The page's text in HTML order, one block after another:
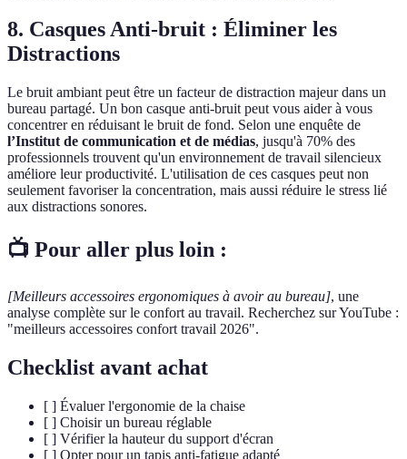
8. Casques Anti-bruit : Éliminer les
Distractions
Le bruit ambiant peut être un facteur de distraction majeur dans un
bureau partagé. Un bon casque anti-bruit peut vous aider à vous
concentrer en réduisant le bruit de fond. Selon une enquête de
l’Institut de communication et de médias, jusqu'à 70% des
professionnels trouvent qu'un environnement de travail silencieux
améliore leur productivité. L'utilisation de ces casques peut non
seulement favoriser la concentration, mais aussi réduire le stress lié
aux distractions sonores.
📺 Pour aller plus loin :
[Meilleurs accessoires ergonomiques à avoir au bureau], une
analyse complète sur le confort au travail. Recherchez sur YouTube :
"meilleurs accessoires confort travail 2026".
Checklist avant achat
[ ] Évaluer l'ergonomie de la chaise
[ ] Choisir un bureau réglable
[ ] Vérifier la hauteur du support d'écran
[ ] Opter pour un tapis anti-fatigue adapté